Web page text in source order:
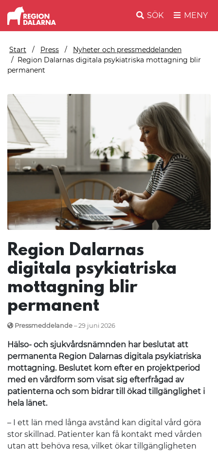
SÖK MENY
Start Press
Nyheter och pressmeddelanden
Region Dalarnas digitala psykiatriska mottagning blir
permanent
Region Dalarnas
digitala psykiatriska
mottagning blir
permanent
Pressmeddelande – 29 juni 2026
Hälso- och sjukvårdsnämnden har beslutat att
permanenta Region Dalarnas digitala psykiatriska
mottagning. Beslutet kom efter en projektperiod
med en vårdform som visat sig efterfrågad av
patienterna och som bidrar till ökad tillgänglighet i
hela länet.
– I ett län med långa avstånd kan digital vård göra
stor skillnad. Patienter kan få kontakt med vården
utan att behöva resa, vilket ökar tillgängligheten